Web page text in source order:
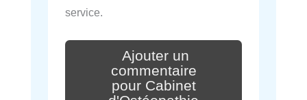
service.
Ajouter un
commentaire
pour Cabinet